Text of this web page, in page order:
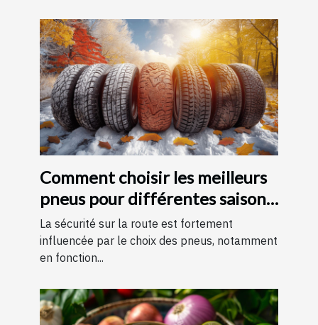
Comment choisir les meilleurs
pneus pour différentes saisons
?
La sécurité sur la route est fortement
influencée par le choix des pneus, notamment
en fonction...